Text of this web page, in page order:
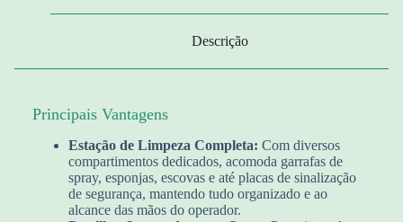
Descrição
Principais Vantagens
Estação de Limpeza Completa: Com diversos
compartimentos dedicados, acomoda garrafas de
spray, esponjas, escovas e até placas de sinalização
de segurança, mantendo tudo organizado e ao
alcance das mãos do operador.